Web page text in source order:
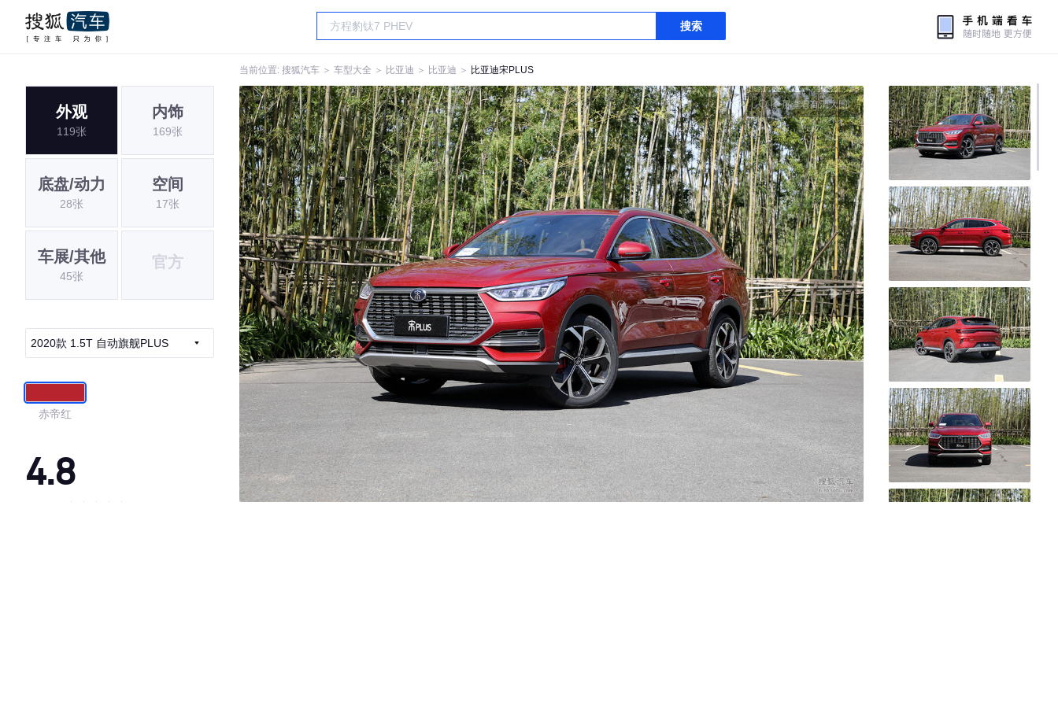
搜索
当前位置: 搜狐汽车 ＞ 车型大全 ＞ 比亚迪 ＞ 比亚迪 ＞ 比亚迪宋PLUS
外观
119张
内饰
169张
底盘/动力
28张
空间
17张
车展/其他
45张
官方
2020款 1.5T 自动旗舰PLUS
赤帝红
4.8
全屏查看高清大图